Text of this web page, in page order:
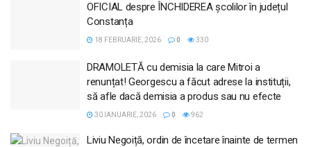
OFICIAL despre ÎNCHIDEREA școlilor în județul
Constanța
18 FEBRUARIE, 2026 0 330
DRAMOLETĂ cu demisia la care Mitroi a
renunțat! Georgescu a făcut adrese la instituții,
să afle dacă demisia a produs sau nu efecte
30 IANUARIE, 2026 0 962
Liviu Negoiță, ordin de încetare înainte de termen